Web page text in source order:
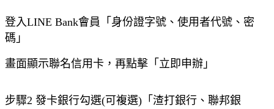
登入LINE Bank會員「身份證字號、使用者代號、密
碼」
畫面顯示聯名信用卡，再點擊「立即申辦」
步驟2 發卡銀行勾選(可複選)「渣打銀行、聯邦銀